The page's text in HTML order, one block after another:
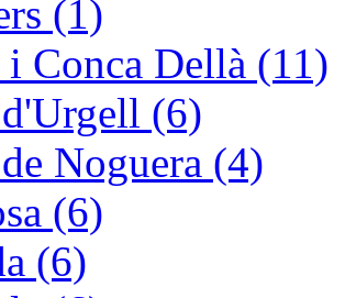
(1)
i Conca Dellà (11)
(6)
Noguera (4)
(6)
(6)